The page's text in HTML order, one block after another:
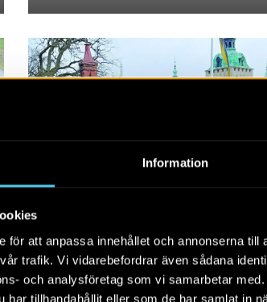
Information
för att anpassa innehållet och annonserna till
trafik. Vi vidarebefordrar även sådana
och analysföretag som vi samarbetar
har tillhandahållit eller som de har samlat in
Dominikankonventet
Kalmar slott
Magnus Stibéus